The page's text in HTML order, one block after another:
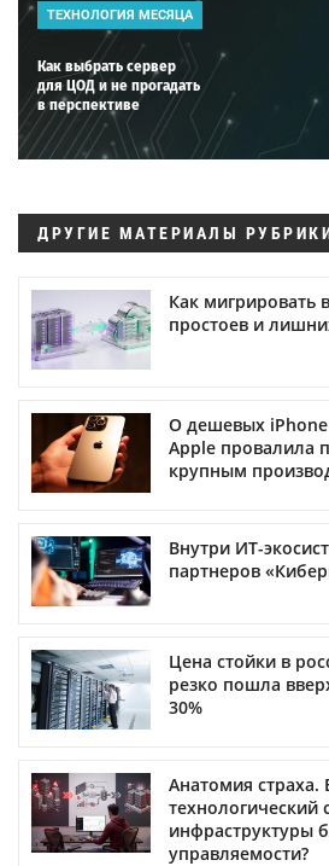
ТЕХНОЛОГИЯ МЕСЯЦА
Как выбрать сервер
для ЦОД и не прогадать
в перспективе
ДРУГИЕ МАТЕРИАЛЫ
Как мигрировать
простоев и
О дешевых
Apple провалила
крупным
Внутри ИТ-
партнеров
Цена стойки в
резко пошла
30%
Анатомия
технологический
инфраструктуры
управляемости?